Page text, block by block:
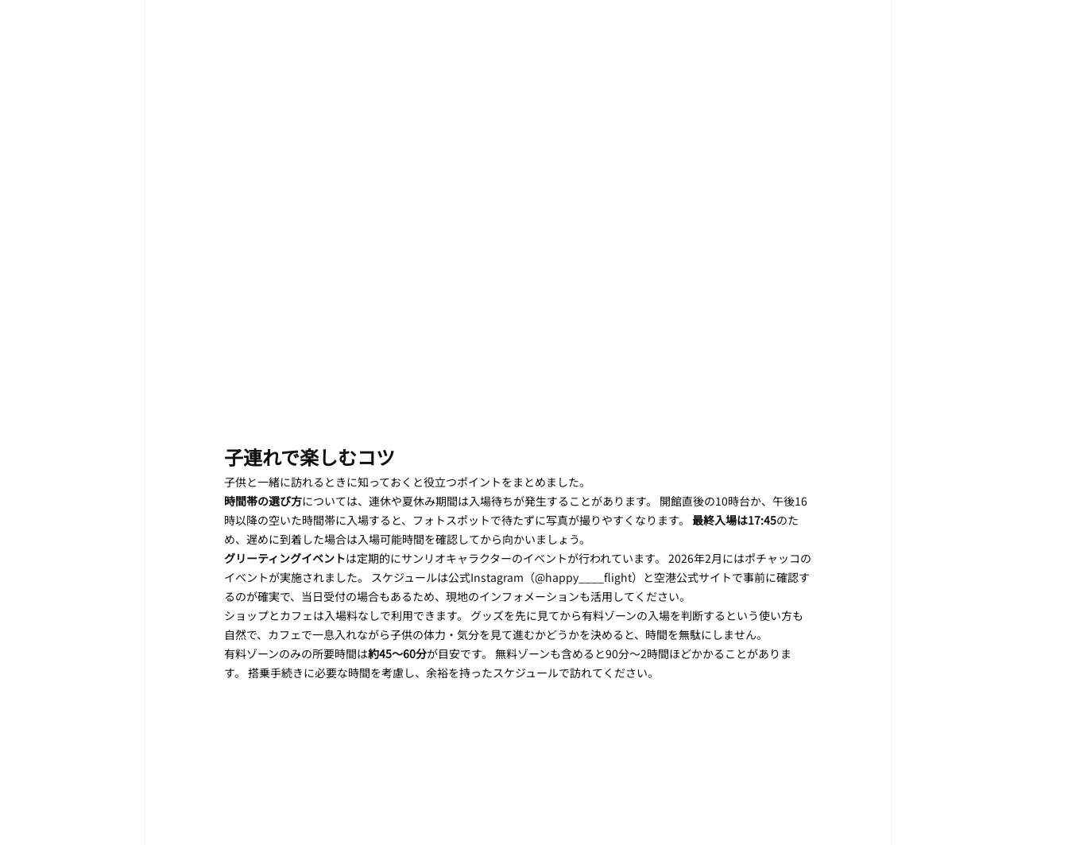
子連れで楽しむコツ
子供と一緒に訪れるときに知っておくと役立つポイントをまとめました。
時間帯の選び方については、連休や夏休み期間は入場待ちが発生することがあります。 開館直後の10時台か、午後16
時以降の空いた時間帯に入場すると、フォトスポットで待たずに写真が撮りやすくなります。 最終入場は17:45のた
め、遅めに到着した場合は入場可能時間を確認してから向かいましょう。
グリーティングイベントは定期的にサンリオキャラクターのイベントが行われています。 2026年2月にはポチャッコの
イベントが実施されました。 スケジュールは公式Instagram（@happy____flight）と空港公式サイトで事前に確認す
るのが確実で、当日受付の場合もあるため、現地のインフォメーションも活用してください。
ショップとカフェは入場料なしで利用できます。 グッズを先に見てから有料ゾーンの入場を判断するという使い方も
自然で、カフェで一息入れながら子供の体力・気分を見て進むかどうかを決めると、時間を無駄にしません。
有料ゾーンのみの所要時間は約45〜60分が目安です。 無料ゾーンも含めると90分〜2時間ほどかかることがありま
す。 搭乗手続きに必要な時間を考慮し、余裕を持ったスケジュールで訪れてください。